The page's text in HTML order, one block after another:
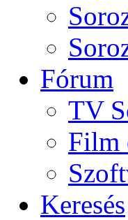
Fórum
TV
Film
Keresés